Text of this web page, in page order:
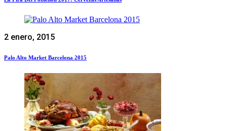
2 enero, 2015
Palo Alto Market Barcelona 2015